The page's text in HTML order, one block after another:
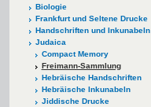
Biologie
Frankfurt und Seltene Drucke
Handschriften und Inkunabeln
Judaica
Compact Memory
Freimann-Sammlung
Hebräische Handschriften
Hebräische Inkunabeln
Jiddische Drucke